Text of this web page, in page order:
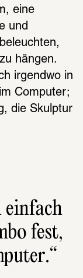
eine
und
hängen.
irgendwo in
Computer;
die Skulptur
einfach
fest,